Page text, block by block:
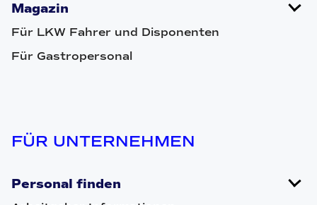
Magazin
Für LKW Fahrer und Disponenten
Für Gastropersonal
FÜR UNTERNEHMEN
Personal finden